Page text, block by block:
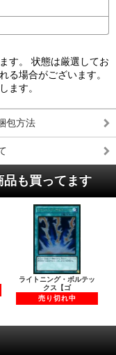
す。 状態は厳選してお
る場合がございます。
ます。
包方法
品も買ってます
ライトニング・ボルテッ
クス【ゴ
売り切れ中